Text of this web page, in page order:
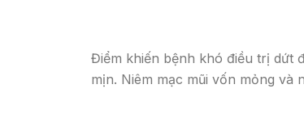
Điểm khiến bệnh khó điều trị dứt
mịn. Niêm mạc mũi vốn mỏng